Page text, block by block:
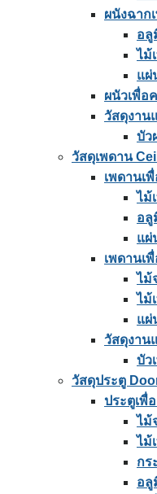
ผนังฉาก
อลู
ไม้
แผ่
ผนัวเพื่อ
วัสดุงาน
บัว
วัสดุเพดาน
เพดานเ
ไม้
อลู
แผ่
เพดานเ
ไม้
ไม้
แผ่
วัสดุงาน
บัว
วัสดุประตู
ประตูเพื่
ไม้
ไม้
กร
อลู